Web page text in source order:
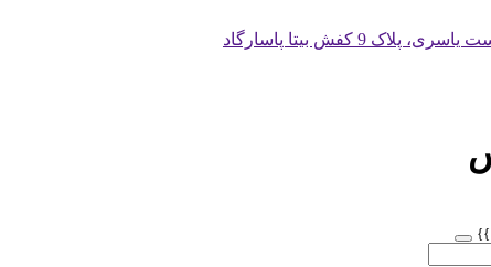
9 کفش بیتا پاسارگاد